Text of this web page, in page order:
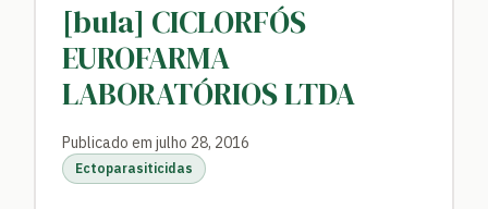
[bula] CICLORFÓS
EUROFARMA
LABORATÓRIOS LTDA
Publicado em julho 28, 2016
Ectoparasiticidas